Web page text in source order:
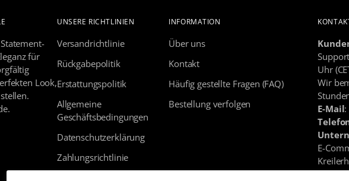
für
Look,
UNSERE RICHTLINIEN
Versandrichtlinie
Rückgabepolitik
Erstattungspolitik
Allgemeine
Geschäftsbedingungen
Datenschutzerklärung
Zahlungsrichtlinie
INFORMATION
Über uns
Kontakt
Häufig gestellte Fragen (FAQ)
Bestellung verfolgen
Uhr
Wir
E-Mail:
E-